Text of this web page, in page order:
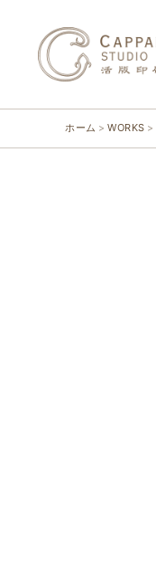
ホーム WORKS